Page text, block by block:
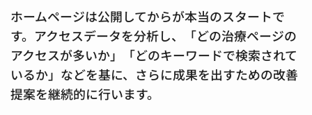
ホームページは公開してからが本当のスタートで
す。アクセスデータを分析し、「どの治療ページの
アクセスが多いか」「どのキーワードで検索されて
いるか」などを基に、さらに成果を出すための改善
提案を継続的に行います。